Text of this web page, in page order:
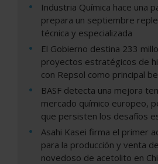
Industria Química hace una
prepara un septiembre
técnica y especializada
El Gobierno destina 233
proyectos estratégicos de
con Repsol como principal
BASF detecta una mejora
mercado químico europeo,
que persisten los desafíos
Asahi Kasei firma el primer
para la producción y venta
novedoso de acetolito en